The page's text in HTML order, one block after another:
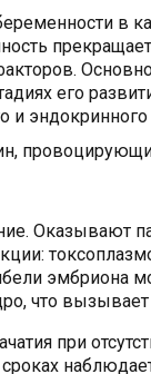
в
его
и эндокринного
Оказывают
что
при